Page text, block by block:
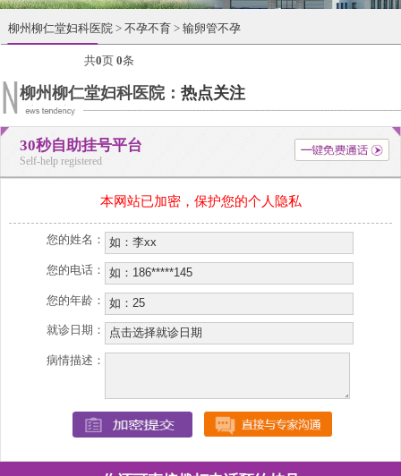
柳州柳仁堂妇科医院> 不孕不育 > 输卵管不孕
共0 页0条
柳州柳仁堂妇科医院：热点关注
30秒自助挂号平台
Self-help registered
本网站已加密，保护您的个人隐私
您的姓名：
您的电话：
您的年龄：
就诊日期：
病情描述：